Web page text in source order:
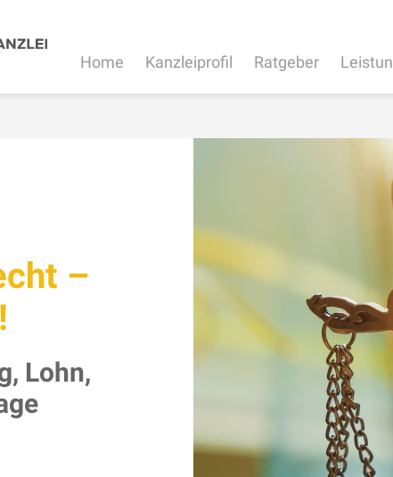
Home Kanzleiprofil Ratgeber
–
Lohn,